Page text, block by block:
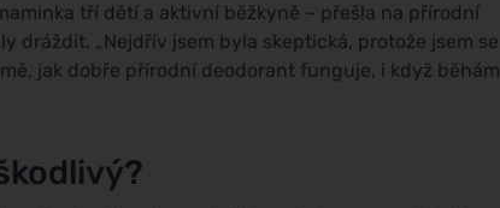
tří dětí a aktivní běžkyně – přešla na přírodní
dráždit. „Nejdřív jsem byla skeptická, protože jsem se
jak dobře přírodní deodorant funguje, i když běhám